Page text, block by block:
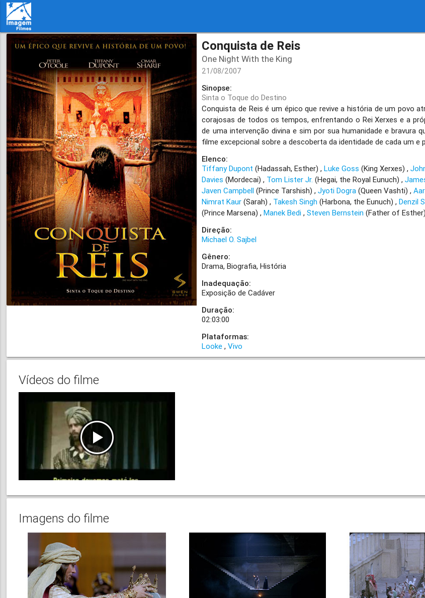
Conquista de Reis
One Night With the King
21/08/2007
Sinopse:
Sinta o Toque do Destino
Conquista de Reis é um épico que revive a história de um povo
corajosas de todos os tempos, enfrentando o Rei Xerxes e a
de uma intervenção divina e sim por sua humanidade e bravura
filme excepcional sobre a descoberta da identidade de cada um
Elenco:
Tiffany Dupont (Hadassah, Esther) Luke Goss (King Xerxes)
Davies (Mordecai) Tom Lister Jr. (Hegai, the Royal Eunuch)
Javen Campbell (Prince Tarshish) Jyoti Dogra (Queen Vashti)
Nimrat Kaur (Sarah) Takesh Singh (Harbona, the Eunuch) Denzil
(Prince Marsena) Manek Bedi Steven Bernstein (Father of Esther)
Direção:
Michael O. Sajbel
Gênero:
Drama Biografia História
Inadequação:
Exposição de Cadáver
Duração:
02:03:00
Plataformas:
Looke
Vivo
Vídeos do filme
Imagens do filme